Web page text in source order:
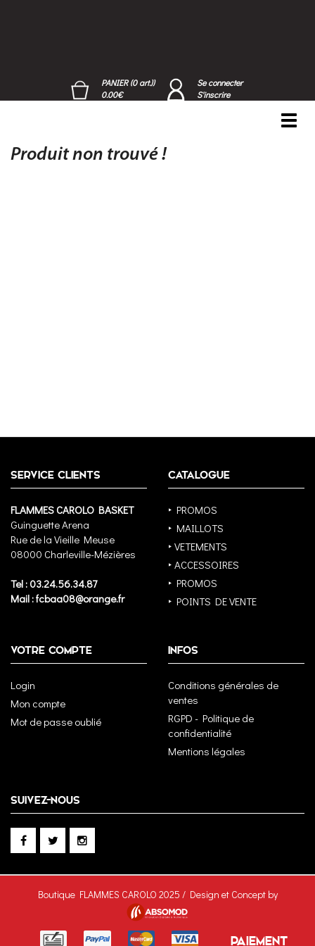
PANIER (0 art.))
0.00€
Se connecter
S'inscrire
Produit non trouvé !
SERVICE CLIENTS
FLAMMES CAROLO BASKET
Guinguette Arena
Rue de la Vieille Meuse
08000 Charleville-Mézières
Tel : 03.24.56.34.87
Mail : fcbaa08@orange.fr
CATALOGUE
‣ PROMOS
‣ MAILLOTS
‣ VETEMENTS
‣ ACCESSOIRES
‣ PROMOS
‣ POINTS DE VENTE
VOTRE COMPTE
Login
Mon compte
Mot de passe oublié
INFOS
Conditions générales de
ventes
RGPD - Politique de
confidentialité
Mentions légales
SUIVEZ-NOUS
Boutique FLAMMES CAROLO 2025 / Design et Concept by
PAIEMENT